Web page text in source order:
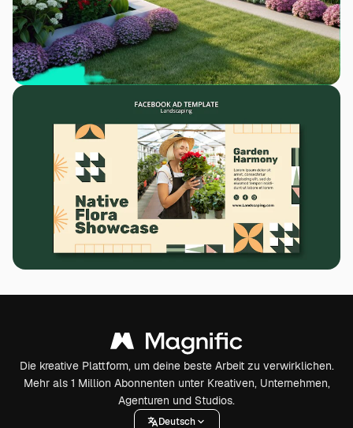
Die kreative Plattform, um deine beste Arbeit zu verwirklichen.
Mehr als 1 Million Abonnenten unter Kreativen, Unternehmen,
Agenturen und Studios.
Deutsch